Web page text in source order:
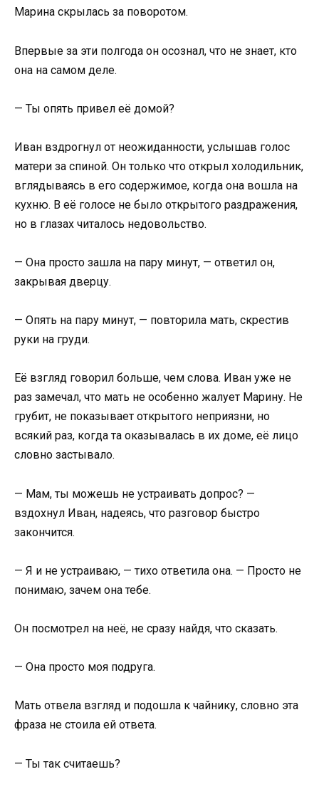
Марина скрылась за поворотом.
Впервые за эти полгода он осознал, что не знает, кто
она на самом деле.
— Ты опять привел её домой?
Иван вздрогнул от неожиданности, услышав голос
матери за спиной. Он только что открыл холодильник,
вглядываясь в его содержимое, когда она вошла на
кухню. В её голосе не было открытого раздражения,
но в глазах читалось недовольство.
— Она просто зашла на пару минут, — ответил он,
закрывая дверцу.
— Опять на пару минут, — повторила мать, скрестив
руки на груди.
Её взгляд говорил больше, чем слова. Иван уже не
раз замечал, что мать не особенно жалует Марину. Не
грубит, не показывает открытого неприязни, но
всякий раз, когда та оказывалась в их доме, её лицо
словно застывало.
— Мам, ты можешь не устраивать допрос? —
вздохнул Иван, надеясь, что разговор быстро
закончится.
— Я и не устраиваю, — тихо ответила она. — Просто не
понимаю, зачем она тебе.
Он посмотрел на неё, не сразу найдя, что сказать.
— Она просто моя подруга.
Мать отвела взгляд и подошла к чайнику, словно эта
фраза не стоила ей ответа.
— Ты так считаешь?